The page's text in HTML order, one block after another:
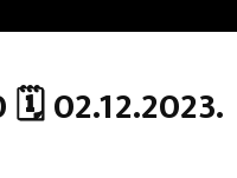
02.12.2023.